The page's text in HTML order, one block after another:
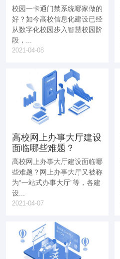
校园一卡通门禁系统哪家做的
好？如今高校信息化建设已经
从数字化校园步入智慧校园阶
段，...
2021-04-08
高校网上办事大厅建设
面临哪些难题？
高校网上办事大厅建设面临哪
些难题？网上办事大厅又被称
为“一站式办事大厅”等，各建
设...
2021-04-07